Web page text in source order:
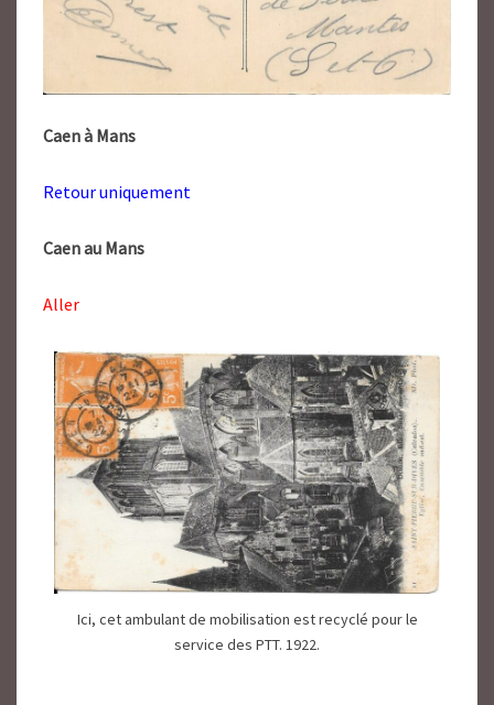
Caen à Mans
Retour uniquement
Caen au Mans
Aller
Ici, cet ambulant de mobilisation est recyclé pour le
service des PTT. 1922.